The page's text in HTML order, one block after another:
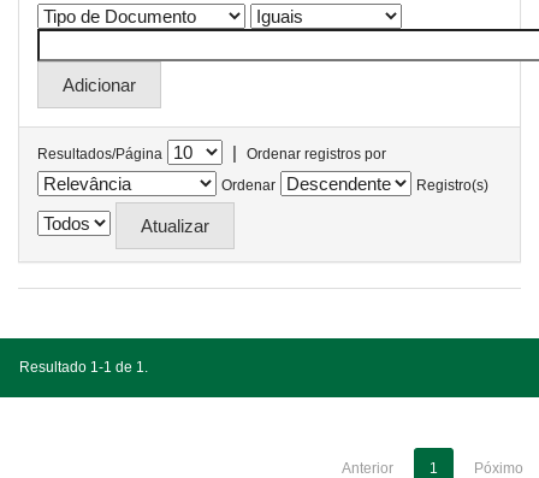
Resultados/Página |
Ordenar registros por
Ordenar
Registro(s)
Resultado 1-1 de 1.
Anterior 1 Póximo